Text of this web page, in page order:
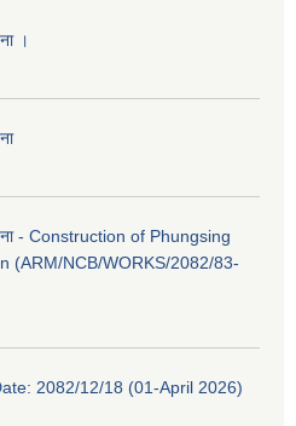
।
- Construction of Phungsing
(ARM/NCB/WORKS/2082/83-
2082/12/18 (01-April 2026)